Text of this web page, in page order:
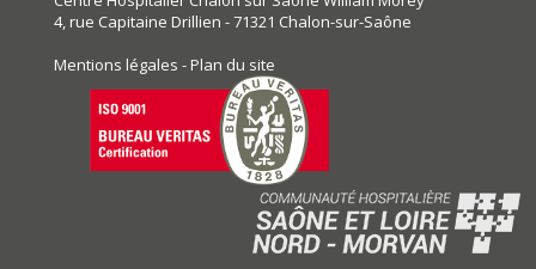
4, rue Capitaine Drillien - 71321 Chalon-sur-Saône
Mentions légales -Plan du site